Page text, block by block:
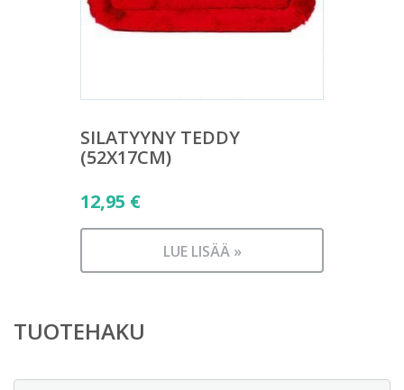
SILATYYNY TEDDY
(52X17CM)
12,95 €
LUE LISÄÄ »
TUOTEHAKU